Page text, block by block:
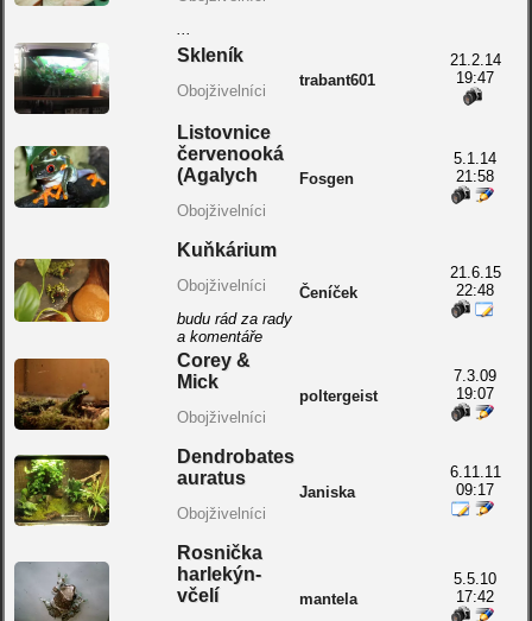
...
Skleník
Obojživelníci
trabant601
21.2.14
19:47
Listovnice
červenooká
(Agalych
Obojživelníci
Fosgen
5.1.14
21:58
Kuňkárium
Obojživelníci
budu rád za rady
a komentáře
Čeníček
21.6.15
22:48
Corey &
Mick
Obojživelníci
poltergeist
7.3.09
19:07
Dendrobates
auratus
Obojživelníci
Janiska
6.11.11
09:17
Rosnička
harlekýn-
včelí
mantela
5.5.10
17:42